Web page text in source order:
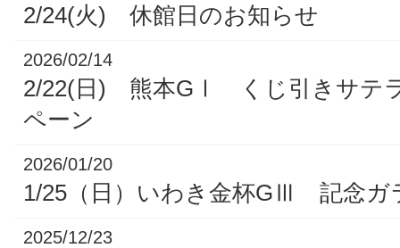
2/24(火) 休館日のお知らせ
2026/02/14
2/22(日) 熊本GⅠ くじ引きサテ
ペーン
2026/01/20
1/25（日）いわき金杯GⅢ 記念ガ
2025/12/23